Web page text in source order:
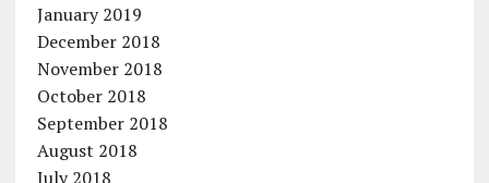
January 2019
December 2018
November 2018
October 2018
September 2018
August 2018
July 2018